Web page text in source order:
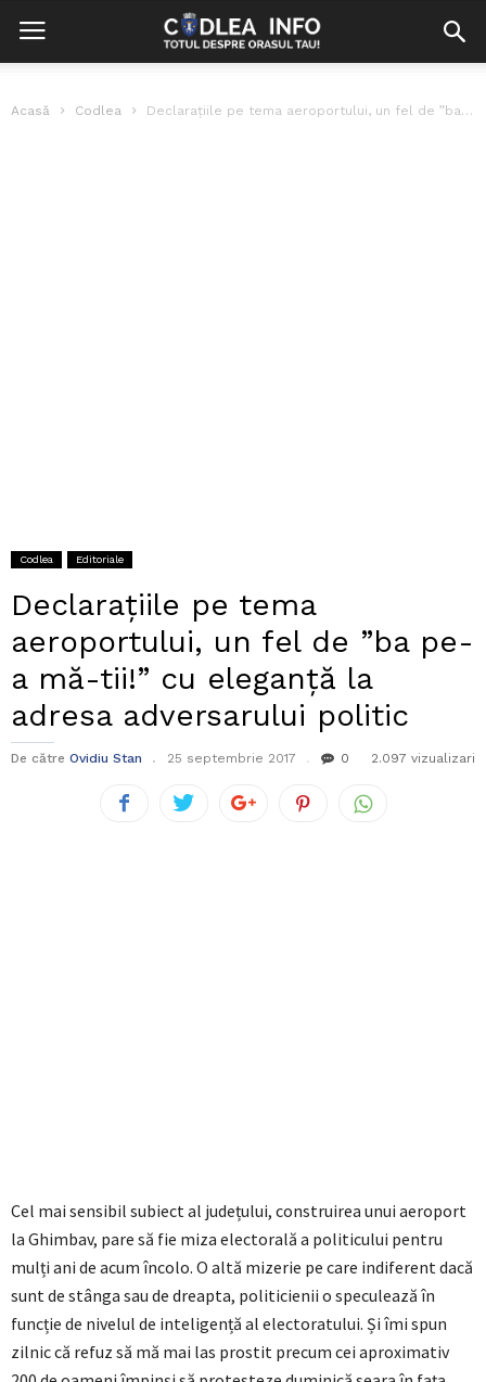
Acasă Codlea Declarațiile pe tema aeroportului, un fel de ”ba pe-a mă-tii!” cu eleganță...
Codlea Editoriale
Declarațiile pe tema
aeroportului, un fel de ”ba pe-
a mă-tii!” cu eleganță la
adresa adversarului politic
De către Ovidiu Stan 25 septembrie 2017 0 2.097 vizualizari
Cel mai sensibil subiect al județului, construirea unui aeroport
la Ghimbav, pare să fie miza electorală a politicului pentru
mulți ani de acum încolo. O altă mizerie pe care indiferent dacă
sunt de stânga sau de dreapta, politicienii o speculează în
funcție de nivelul de inteligență al electoratului. Și îmi spun
zilnic că refuz să mă mai las prostit precum cei aproximativ